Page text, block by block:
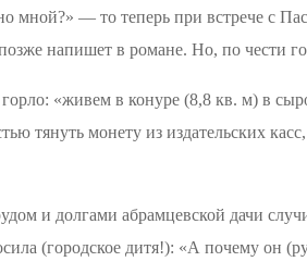
— то теперь при встрече с
напишет в романе. Но, по чести
«живем в конуре (8,8 кв. м) в
тянуть монету из издательских
и долгами абрамцевской дачи
(городское дитя!): «А почему он